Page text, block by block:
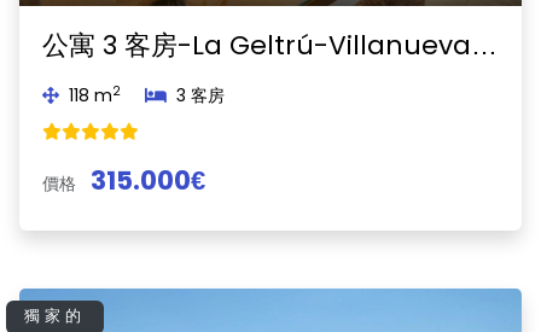
公寓 3 客房-La Geltrú-Villanueva y Geltrú
118 m2 3 客房
價格 315.000€
獨家的